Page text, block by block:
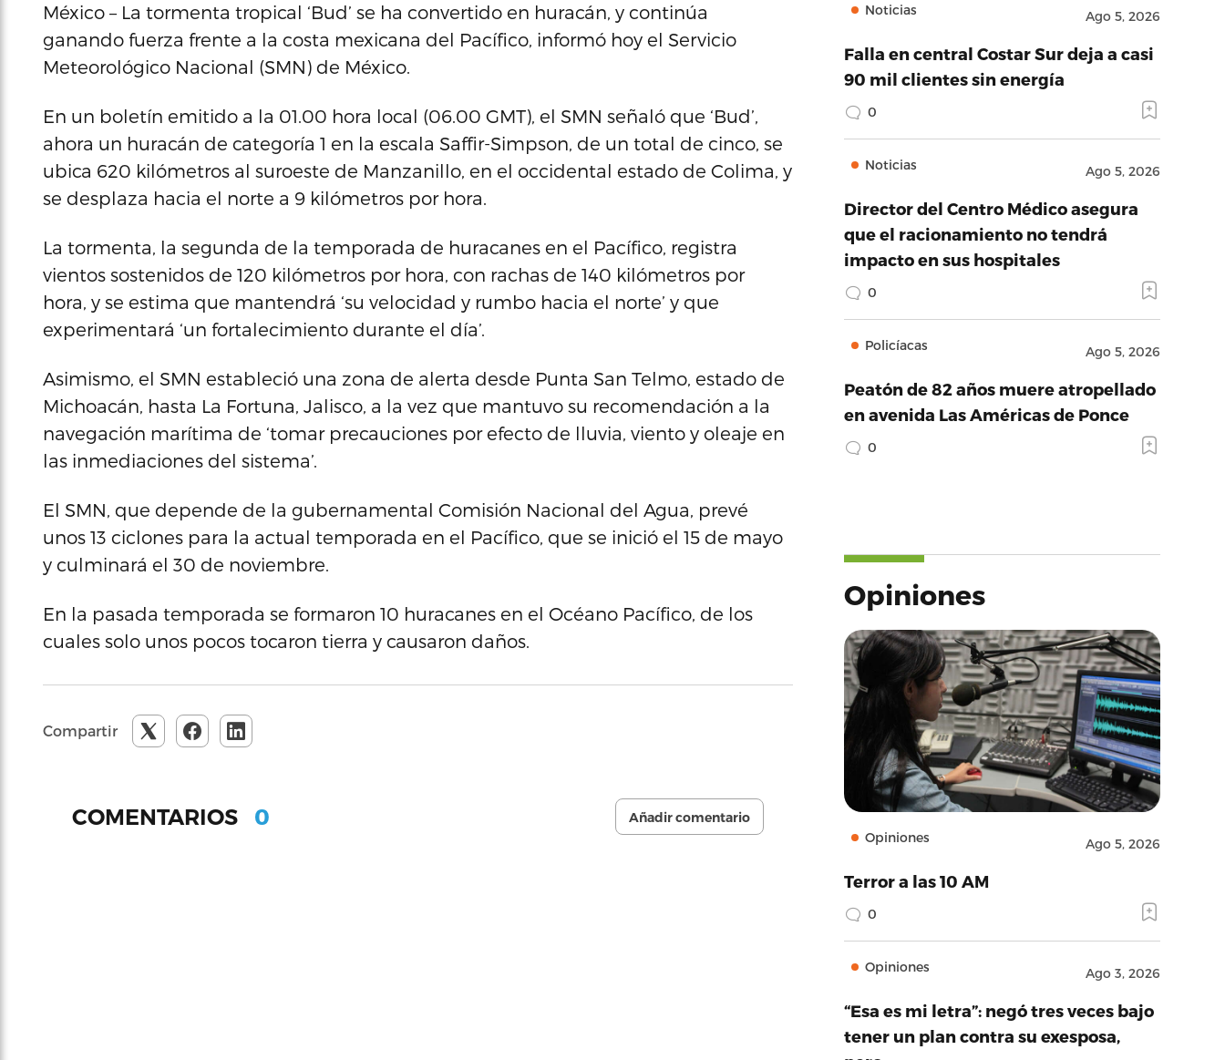
México – La tormenta tropical ‘Bud’ se ha convertido en huracán, y continúa
ganando fuerza frente a la costa mexicana del Pacífico, informó hoy el Servicio
Meteorológico Nacional (SMN) de México.
En un boletín emitido a la 01.00 hora local (06.00 GMT), el SMN señaló que ‘Bud’,
ahora un huracán de categoría 1 en la escala Saffir-Simpson, de un total de cinco, se
ubica 620 kilómetros al suroeste de Manzanillo, en el occidental estado de Colima, y
se desplaza hacia el norte a 9 kilómetros por hora.
La tormenta, la segunda de la temporada de huracanes en el Pacífico, registra
vientos sostenidos de 120 kilómetros por hora, con rachas de 140 kilómetros por
hora, y se estima que mantendrá ‘su velocidad y rumbo hacia el norte’ y que
experimentará ‘un fortalecimiento durante el día’.
Asimismo, el SMN estableció una zona de alerta desde Punta San Telmo, estado de
Michoacán, hasta La Fortuna, Jalisco, a la vez que mantuvo su recomendación a la
navegación marítima de ‘tomar precauciones por efecto de lluvia, viento y oleaje en
las inmediaciones del sistema’.
El SMN, que depende de la gubernamental Comisión Nacional del Agua, prevé
unos 13 ciclones para la actual temporada en el Pacífico, que se inició el 15 de mayo
y culminará el 30 de noviembre.
En la pasada temporada se formaron 10 huracanes en el Océano Pacífico, de los
cuales solo unos pocos tocaron tierra y causaron daños.
Compartir
COMENTARIOS 0 Añadir comentario
Noticias Ago 5, 2026
Falla en central Costar Sur deja a casi
90 mil clientes sin energía
0
Noticias Ago 5, 2026
Director del Centro Médico asegura
que el racionamiento no tendrá
impacto en sus hospitales
0
Policíacas Ago 5, 2026
Peatón de 82 años muere atropellado
en avenida Las Américas de Ponce
0
Opiniones
Opiniones Ago 5, 2026
Terror a las 10 AM
0
Opiniones Ago 3, 2026
“Esa es mi letra”: negó tres veces bajo
tener un plan contra su exesposa,